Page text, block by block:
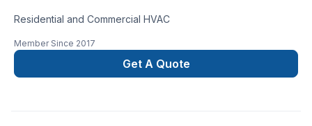
Residential and Commercial HVAC
Member Since 2017
Get A Quote